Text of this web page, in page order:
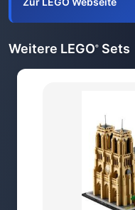
Weitere LEGO® Sets